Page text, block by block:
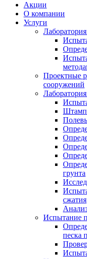
Акции
О компании
Услуги
Проектные
сооружений
грунта
сжатия
Испытание
песка